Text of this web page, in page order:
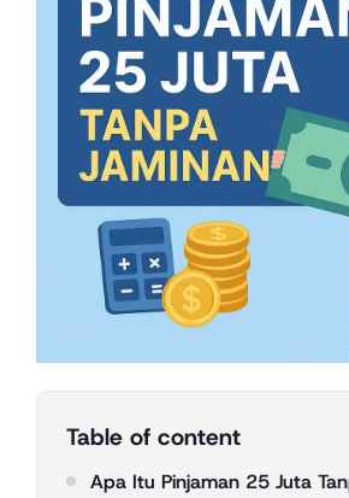
Table of content
Apa Itu Pinjaman 25 Juta